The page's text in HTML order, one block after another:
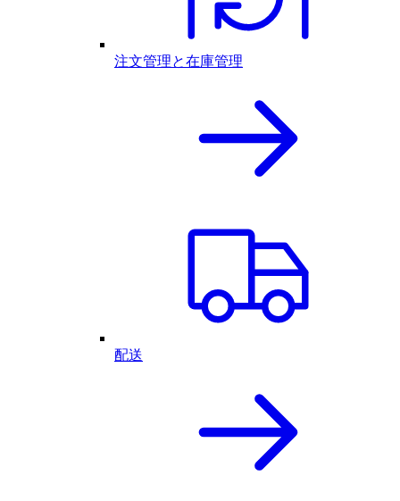
注文管理と在庫管理
配送